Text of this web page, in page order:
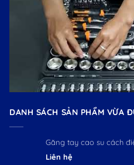
DANH SÁCH SẢN PHẨM VỪA
Găng tay cao su cách
Liên hệ